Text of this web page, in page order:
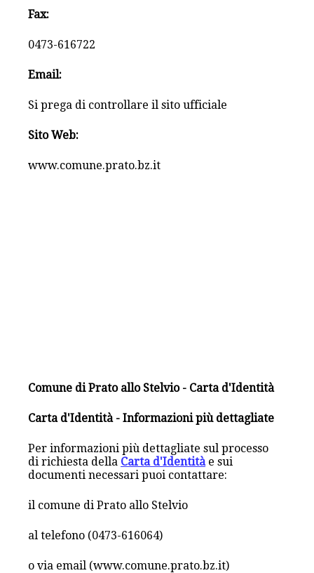
Fax:
0473-616722
Email:
Si prega di controllare il sito ufficiale
Sito Web:
www.comune.prato.bz.it
Comune di Prato allo Stelvio - Carta d'Identità
Carta d'Identità - Informazioni più dettagliate
Per informazioni più dettagliate sul processo
di richiesta della Carta d'Identitàe sui
documenti necessari puoi contattare:
il comune di Prato allo Stelvio
al telefono (0473-616064)
o via email (www.comune.prato.bz.it)